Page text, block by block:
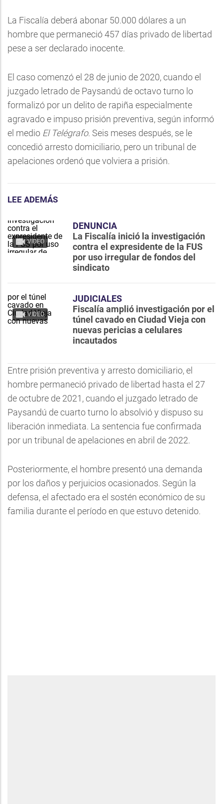
La Fiscalía deberá abonar 50.000 dólares a un
hombre que permaneció 457 días privado de libertad
pese a ser declarado inocente.
El caso comenzó el 28 de junio de 2020, cuando el
juzgado letrado de Paysandú de octavo turno lo
formalizó por un delito de rapiña especialmente
agravado e impuso prisión preventiva, según informó
el medio El Telégrafo. Seis meses después, se le
concedió arresto domiciliario, pero un tribunal de
apelaciones ordenó que volviera a prisión.
LEE ADEMÁS
VIDEO
DENUNCIA
La Fiscalía inició la investigación
contra el expresidente de la FUS
por uso irregular de fondos del
sindicato
VIDEO
JUDICIALES
Fiscalía amplió investigación por el
túnel cavado en Ciudad Vieja con
nuevas pericias a celulares
incautados
Entre prisión preventiva y arresto domiciliario, el
hombre permaneció privado de libertad hasta el 27
de octubre de 2021, cuando el juzgado letrado de
Paysandú de cuarto turno lo absolvió y dispuso su
liberación inmediata. La sentencia fue confirmada
por un tribunal de apelaciones en abril de 2022.
Posteriormente, el hombre presentó una demanda
por los daños y perjuicios ocasionados. Según la
defensa, el afectado era el sostén económico de su
familia durante el período en que estuvo detenido.